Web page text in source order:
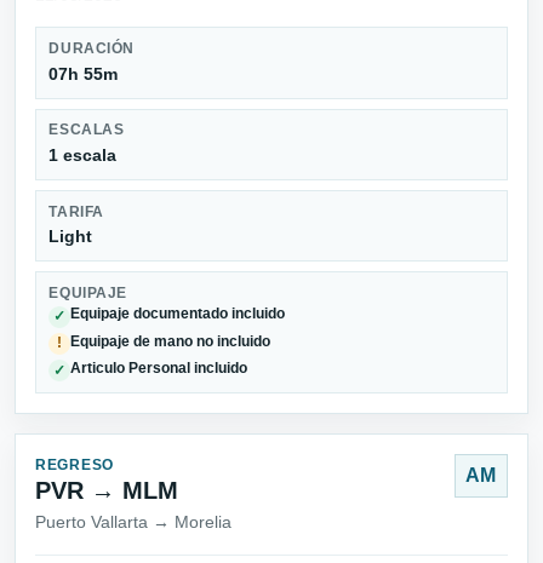
DURACIÓN
07h 55m
ESCALAS
1 escala
TARIFA
Light
EQUIPAJE
✓ Equipaje documentado incluido
! Equipaje de mano no incluido
✓ Articulo Personal incluido
REGRESO
PVR → MLM
Puerto Vallarta → Morelia
AM